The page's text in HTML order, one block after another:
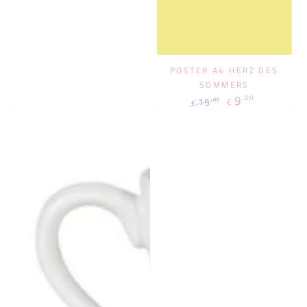
POSTER A4 HERZ DES
SOMMERS
€ 15,00 € 9 ,00